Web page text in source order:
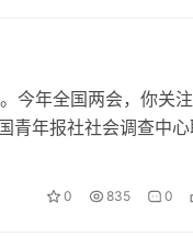
今年全国两会，你关
青年报社社会调查中
0 835 0